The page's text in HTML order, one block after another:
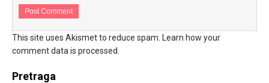
This site uses Akismet to reduce spam. Learn how your
comment data is processed.
Pretraga